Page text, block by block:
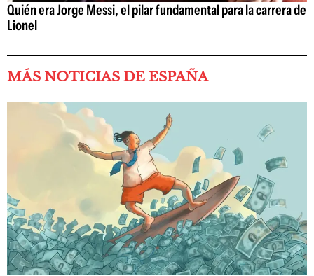
Quién era Jorge Messi, el pilar fundamental para la carrera de
Lionel
MÁS NOTICIAS DE ESPAÑA